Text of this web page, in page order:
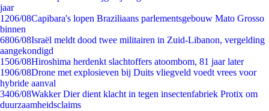
jaar
1206/08Capibara's lopen Braziliaans parlementsgebouw Mato Grosso
binnen
6806/08Israël meldt dood twee militairen in Zuid-Libanon, vergelding
aangekondigd
1506/08Hiroshima herdenkt slachtoffers atoombom, 81 jaar later
1906/08Drone met explosieven bij Duits vliegveld voedt vrees voor
hybride aanval
3406/08Wakker Dier dient klacht in tegen insectenfabriek Protix om
duurzaamheidsclaims